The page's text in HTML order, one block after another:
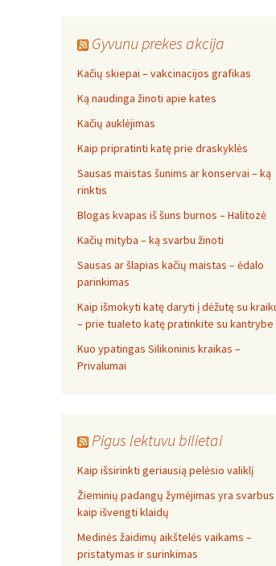
Gyvunu prekes akcija
Kačių skiepai – vakcinacijos grafikas
Ką naudinga žinoti apie kates
Kačių auklėjimas
Kaip pripratinti katę prie draskyklės
Sausas maistas šunims ar konservai – ką
rinktis
Blogas kvapas iš šuns burnos – Halitozė
Kačių mityba – ką svarbu žinoti
Sausas ar šlapias kačių maistas – ėdalo
parinkimas
Kaip išmokyti katę daryti į dėžutę su
– prie tualeto katę pratinkite su kantrybe
Kuo ypatingas Silikoninis kraikas –
Privalumai
Pigus lektuvu bilietai
Kaip išsirinkti geriausią pelėsio valiklį
Žieminių padangų žymėjimas yra svarbus
kaip išvengti klaidų
Medinės žaidimų aikštelės vaikams –
pristatymas ir surinkimas